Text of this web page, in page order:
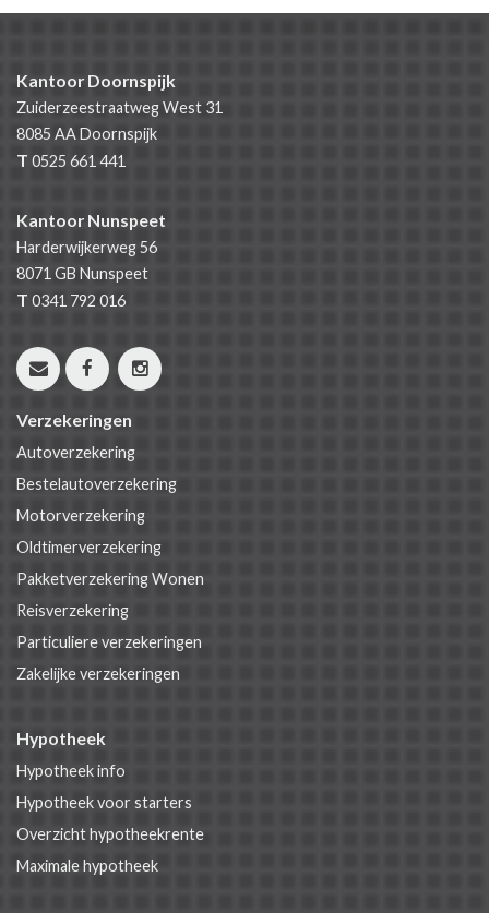
Kantoor Doornspijk
Zuiderzeestraatweg West 31
8085 AADoornspijk
T 0525 661 441
Kantoor Nunspeet
Harderwijkerweg 56
8071 GB Nunspeet
T 0341 792 016
Verzekeringen
Autoverzekering
Bestelautoverzekering
Motorverzekering
Oldtimerverzekering
Pakketverzekering Wonen
Reisverzekering
Particuliere verzekeringen
Zakelijke verzekeringen
Hypotheek
Hypotheek info
Hypotheek voor starters
Overzicht hypotheekrente
Maximale hypotheek